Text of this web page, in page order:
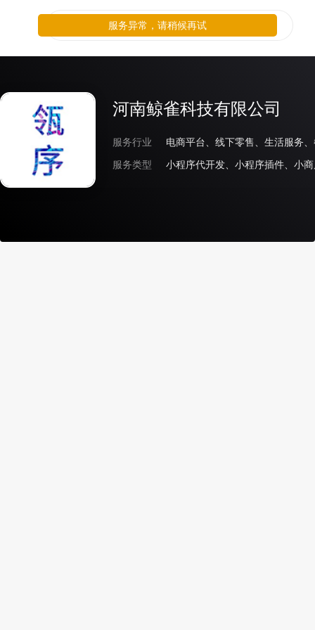
河南鲸雀科技有限公司
服务行业
服务类型
小程序代开发、小程序插件、小
服务异常，请稍候再试